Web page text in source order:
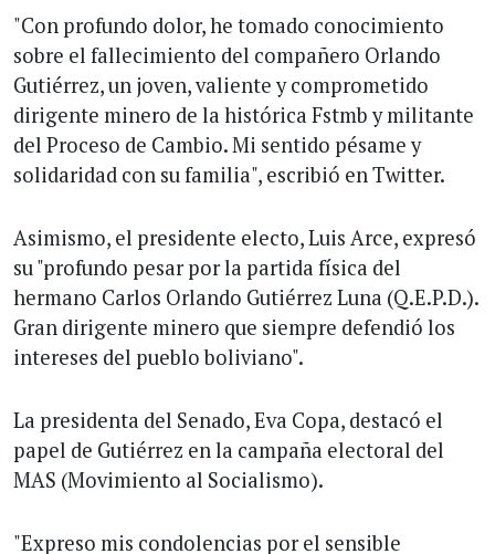
"Con profundo dolor, he tomado conocimiento
sobre el fallecimiento del compañero Orlando
Gutiérrez, un joven, valiente y comprometido
dirigente minero de la histórica Fstmb y militante
del Proceso de Cambio. Mi sentido pésame y
solidaridad con su familia", escribió en Twitter.
Asimismo, el presidente electo, Luis Arce, expresó
su "profundo pesar por la partida física del
hermano Carlos Orlando Gutiérrez Luna (Q.E.P.D.).
Gran dirigente minero que siempre defendió los
intereses del pueblo boliviano".
La presidenta del Senado, Eva Copa, destacó el
papel de Gutiérrez en la campaña electoral del
MAS (Movimiento al Socialismo).
"Expreso mis condolencias por el sensible